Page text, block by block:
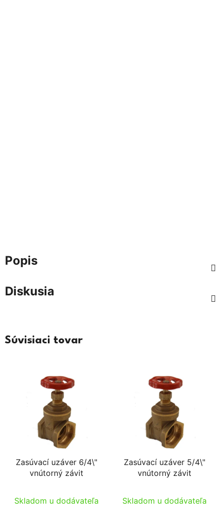
Popis
Diskusia
Súvisiaci tovar
Zasúvací uzáver 6/4\"
vnútorný závit
Skladom u dodávateľa
Zasúvací uzáver 5/4\"
vnútorný závit
Skladom u dodávateľa